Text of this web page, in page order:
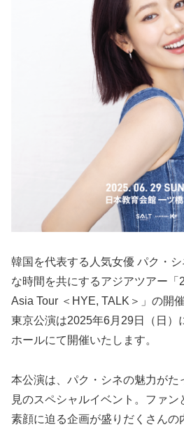
韓国を代表する人気女優 パク・
な時間を共にするアジアツアー「
Asia Tour ＜HYE, TALK＞」の開
東京公演は2025年6月29日（日）
ホールにて開催いたします。
本公演は、パク・シネの魅力がた
見のスペシャルイベント。ファ
素顔に迫る企画が盛りだくさんの